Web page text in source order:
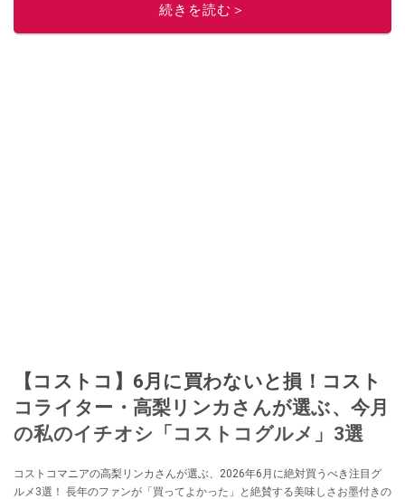
続きを読む＞
【コストコ】6月に買わないと損！コスト
コライター・高梨リンカさんが選ぶ、今月
の私のイチオシ「コストコグルメ」3選
コストコマニアの高梨リンカさんが選ぶ、2026年6月に絶対買うべき注目グ
ルメ3選！ 長年のファンが「買ってよかった」と絶賛する美味しさお墨付きの